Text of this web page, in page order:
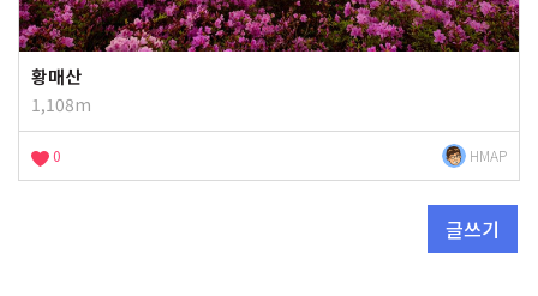
황매산
1,108m
0 HMAP
글쓰기